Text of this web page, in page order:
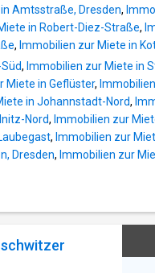
Amtsstraße, Dresden,
in Robert-Diez-Straße,
, Immobilien zur Miete in
, Immobilien zur Miete in
Miete in Geflüster,
in Johannstadt-Nord,
Nord, Immobilien zur
, Immobilien zur
Dresden, Immobilien zur